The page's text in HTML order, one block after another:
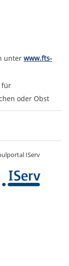
unter www.fts-
für
oder Obst
IServ